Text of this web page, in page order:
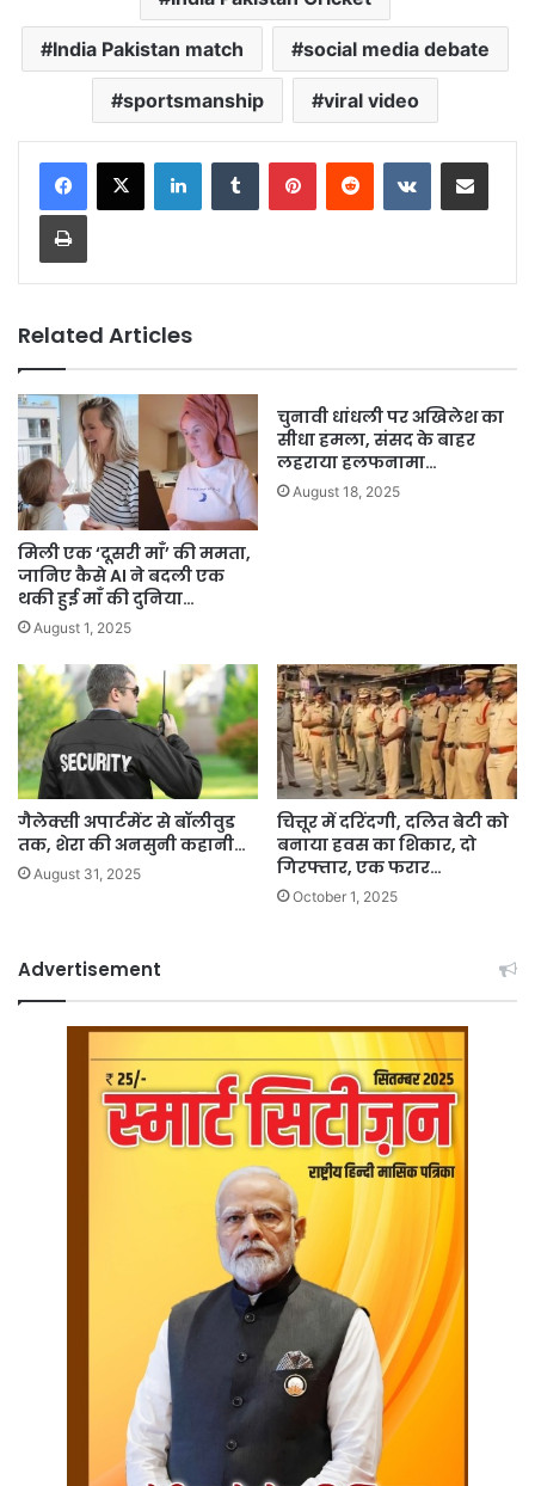
India Pakistan match social media debate
sportsmanship viral video
LinkedInTumblr PinterestReddit VKontakteShare via Email
Print
Related Articles
मिली एक ‘दूसरी माँ’ की ममता,
जानिए कैसे AI ने बदली एक
थकी हुई माँ की दुनिया…
August 1, 2025
चुनावी धांधली पर अखिलेश का
सीधा हमला, संसद के बाहर
लहराया हलफनामा…
August 18, 2025
गैलेक्सी अपार्टमेंट से बॉलीवुड
तक, शेरा की अनसुनी कहानी…
August 31, 2025
चित्तूर में दरिंदगी, दलित बेटी को
बनाया हवस का शिकार, दो
गिरफ्तार, एक फरार…
October 1, 2025
Advertisement